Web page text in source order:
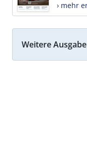
› mehr
Weitere